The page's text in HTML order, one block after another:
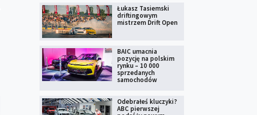
Łukasz Tasiemski
driftingowym
mistrzem Drift Open
BAIC umacnia
pozycję na polskim
rynku – 10 000
sprzedanych
samochodów
Odebrałeś kluczyki?
ABC pierwszej